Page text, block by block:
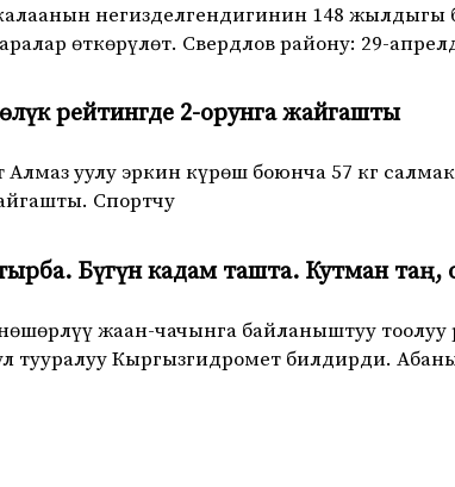
негизделгендигинин 148 жылдыгы
өткөрүлөт. Свердлов району: 29-
рейтингде 2-орунга жайгашты
Алмаз уулу эркин күрөш боюнча 57 кг
Спортчу
Бүгүн кадам ташта. Кутман таң,
жаан-чачынга байланыштуу
тууралуу Кыргызгидромет билдирди.